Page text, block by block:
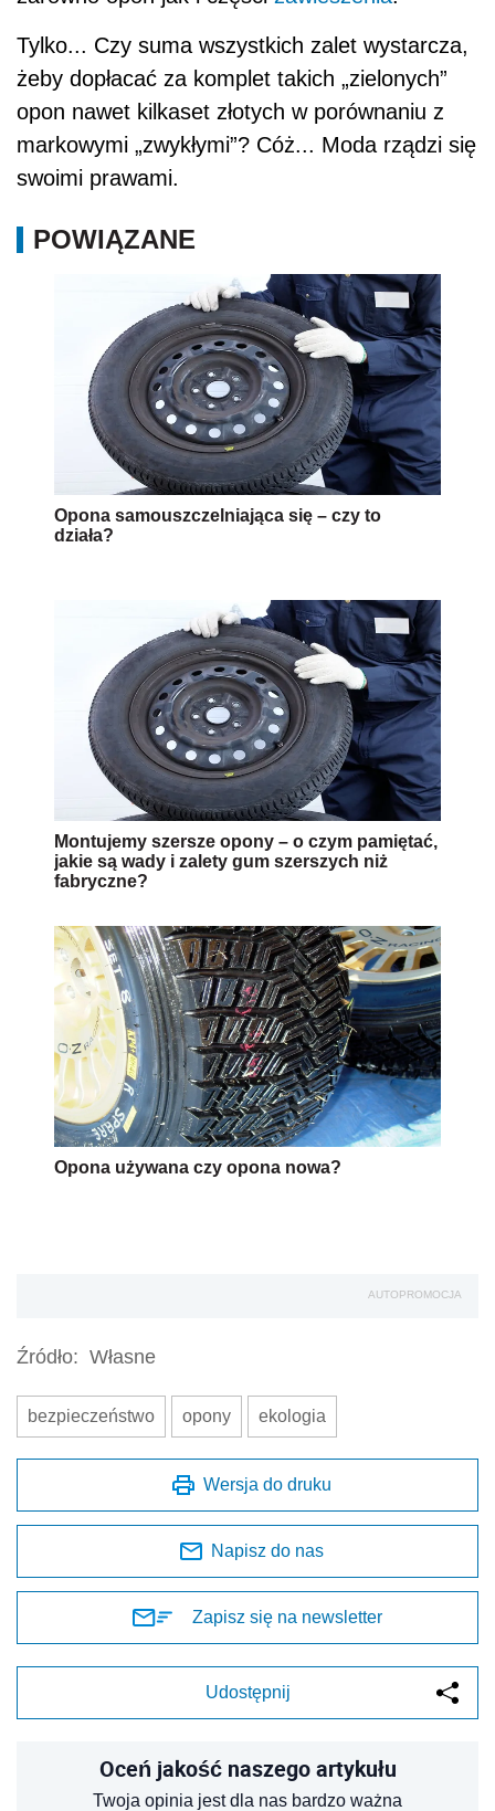
Tylko... Czy suma wszystkich zalet wystarcza,
żeby dopłacać za komplet takich „zielonych”
opon nawet kilkaset złotych w porównaniu z
markowymi „zwykłymi”? Cóż... Moda rządzi się
swoimi prawami.
POWIĄZANE
Opona samouszczelniająca się – czy to
działa?
Montujemy szersze opony – o czym pamiętać,
jakie są wady i zalety gum szerszych niż
fabryczne?
Opona używana czy opona nowa?
AUTOPROMOCJA
Źródło: Własne
bezpieczeństwo opony ekologia
Wersja do druku
Napisz do nas
Zapisz się na newsletter
Udostępnij
Oceń jakość naszego artykułu
Twoja opinia jest dla nas bardzo ważna